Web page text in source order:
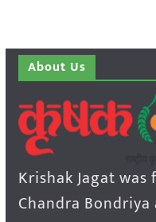
About Us
Krishak Jagat
Chandra